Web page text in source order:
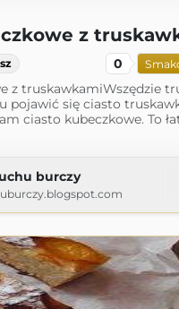
z
0
z truskawkamiWszędzie
pojawić się ciasto
ciasto kubeczkowe. To
burczy